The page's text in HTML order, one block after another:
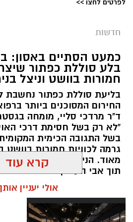
מערכת ירושלים נט / 09:11 06.08.26
הסמים המסוכנים, בוצעו
פעילויות ממוקדות, שהובילו
החשודים כסמים מסוכנים, כסף
נוספים.
בפעילות בלשי תחנת לב
ע"פ צו בימ"ש, אותרו שני כלי
חשדם של השוטרים. לאחר
חשודים (27,31) תושבי
הרכב נתפסו כ-5.5
כסמים מסוכנים,
טלפונים ניידים וכלי עישון. שני
לפרטים לחצו >>
חדשות
כמעט הסתיים באסון:
בלע סוללת כפתור
חמורות בוושט וניצל
בליעת סוללת כפתור נחשבת
החירום המסוכנים ביותר
ד"ר מרדכי סליי, מומחה
"לא רק בשל חסימת דרכי
בשל התגובה הכימית
גרמה לכוויות חמורות בוושט
מאוד. הניתוח הציל אותו
תוך אבי העורקים״
קרא עוד
אולי יעניין